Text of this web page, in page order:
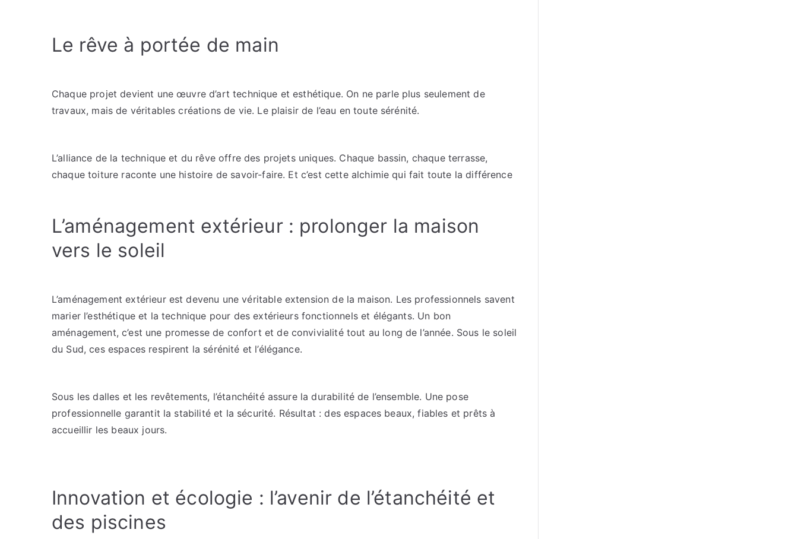
Le rêve à portée de main
Chaque projet devient une œuvre d’art technique et esthétique. On ne parle plus seulement de
travaux, mais de véritables créations de vie. Le plaisir de l’eau en toute sérénité.
L’alliance de la technique et du rêve offre des projets uniques. Chaque bassin, chaque terrasse,
chaque toiture raconte une histoire de savoir-faire. Et c’est cette alchimie qui fait toute la différence
L’aménagement extérieur : prolonger la maison
vers le soleil
L’aménagement extérieur est devenu une véritable extension de la maison. Les professionnels savent
marier l’esthétique et la technique pour des extérieurs fonctionnels et élégants. Un bon
aménagement, c’est une promesse de confort et de convivialité tout au long de l’année. Sous le soleil
du Sud, ces espaces respirent la sérénité et l’élégance.
Sous les dalles et les revêtements, l’étanchéité assure la durabilité de l’ensemble. Une pose
professionnelle garantit la stabilité et la sécurité. Résultat : des espaces beaux, fiables et prêts à
accueillir les beaux jours.
Innovation et écologie : l’avenir de l’étanchéité et
des piscines